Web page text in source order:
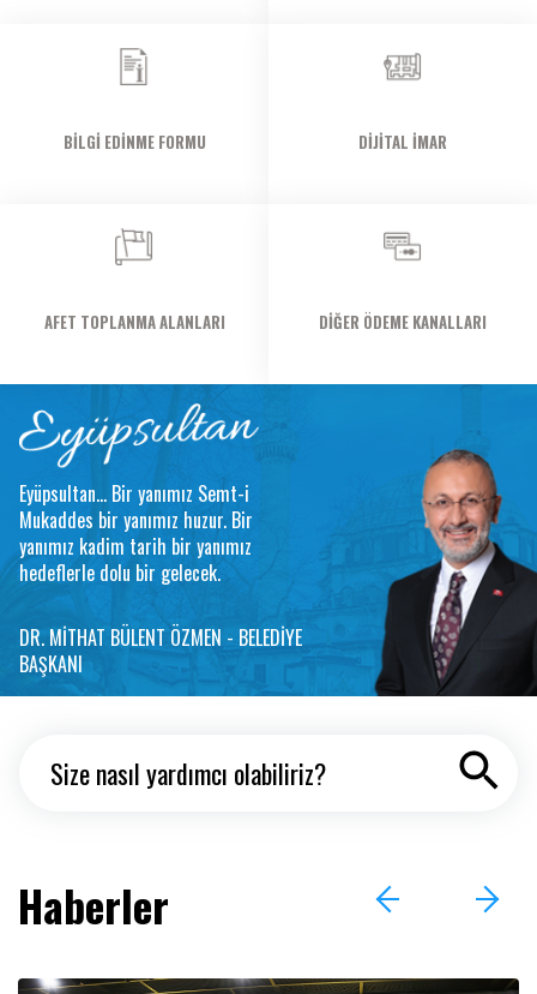
BILGI EDINME FORMU DİJİTAL İMAR
AFET TOPLANMA ALANLARI DIĞER ÖDEME KANALLARI
Eyüpsultan... Bir yanımız Semt-i
Mukaddes bir yanımız huzur. Bir
yanımız kadim tarih bir yanımız
hedeflerle dolu bir gelecek.
DR. MİTHAT BÜLENT ÖZMEN - BELEDİYE
BAŞKANI
Haberler